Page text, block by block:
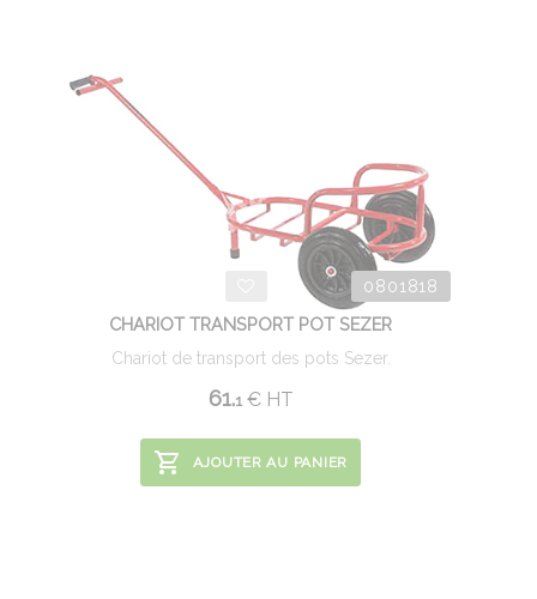
0801818
CHARIOT TRANSPORT POT SEZER
Chariot de transport des pots Sezer.
61.1 €HT
AJOUTER AU PANIER